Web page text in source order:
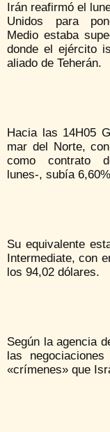
Irán reafirmó el
Unidos para
Medio estaba
donde el ejército
aliado de Teherán.
Hacia las 14H05
mar del Norte,
como contrato
lunes-, subía
Su equivalente
Intermediate, con
los 94,02 dólares.
Según la agencia
las
«crímenes» que